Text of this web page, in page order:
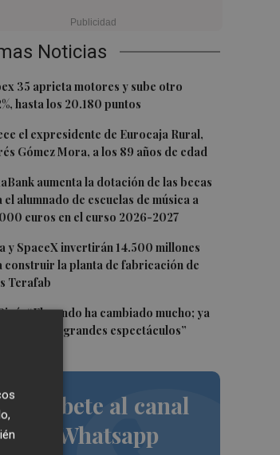
Noticias
35 aprieta motores y sube otro
hasta los 20.180 puntos
el expresidente de Eurocaja Rural,
Gómez Mora, a los 89 años de edad
aumenta la dotación de las becas
el alumnado de escuelas de música a
euros en el curso 2026-2027
y SpaceX invertirán 14.500 millones
construir la planta de fabricación de
Terafab
“El mundo ha cambiado mucho; ya
tiempo de grandes espectáculos”
al canal
de Whatsapp